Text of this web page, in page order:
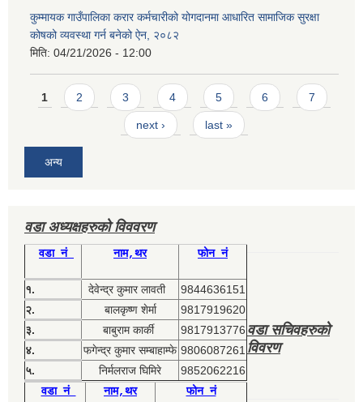
कुम्मायक गाउँपालिका करार कर्मचारीको योगदानमा आधारित सामाजिक सुरक्षा
कोषको व्यवस्था गर्न बनेको ऐन, २०८२
मिति: 04/21/2026 - 12:00
Pages
1 2 3 4 5 6 7
next › last »
अन्य
वडा अध्यक्षहरुको विववरण
वडा नं नाम,थर फोन नं
१. देवेन्द्र कुमार लावती
9844636151
२.
बालकृष्ण शेर्मा
9817919620
३.
बाबुराम कार्की
9817913776
४.
फगेन्द्र कुमार सम्बाहाम्फे 9806087261
५.
निर्मलराज घिमिरे 9852062216
वडा सचिवहरुको
विवरण
वडा नं नाम,थर फोन नं